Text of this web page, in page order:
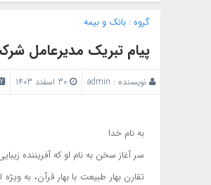
گروه :بانک‌ و بیمه
پیام تبریک مدیرعامل
نویسنده : admin
به نام خدا
سر آغاز سخن به نام او که آفریننده
تقارن بهار طبیعت با بهار قرآن، به